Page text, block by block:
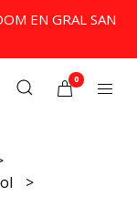
EN GRAL SAN
0